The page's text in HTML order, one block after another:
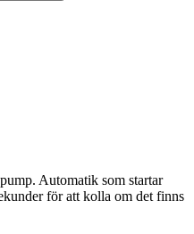
Automatik som startar
för att kolla om det finns